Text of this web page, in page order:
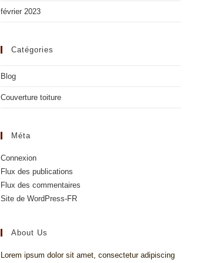
février 2023
Catégories
Blog
Couverture toiture
Méta
Connexion
Flux des publications
Flux des commentaires
Site de WordPress-FR
About Us
Lorem ipsum dolor sit amet, consectetur adipiscing